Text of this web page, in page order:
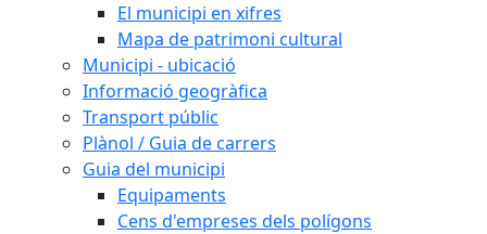
El municipi en xifres
Mapa de patrimoni cultural
Municipi - ubicació
Informació geogràfica
Transport públic
Plànol / Guia de carrers
Guia del municipi
Equipaments
Cens d'empreses dels polígons